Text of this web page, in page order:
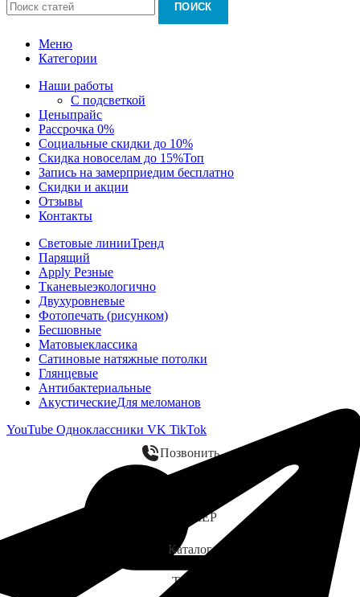
ПОИСК
Меню
Категории
Наши работы
С подсветкой
Ценыпрайс
Рассрочка 0%
Социальные скидки до 10%
Скидка новоселам до 15%Топ
Запись на замерприедим бесплатно
Скидки и акции
Отзывы
Контакты
Световые линииТренд
Парящий
Apply Резные
Тканевыеэкологично
Двухуровневые
Фотопечать (рисунком)
Бесшовные
Матовыеклассика
Сатиновые натяжные потолки
Глянцевые
Антибактериальные
АкустическиеДля меломанов
YouTube Одноклассники VK TikTok
Позвонить
ЗАМЕР
Каталог
Telegram